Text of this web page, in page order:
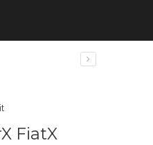
FiatX